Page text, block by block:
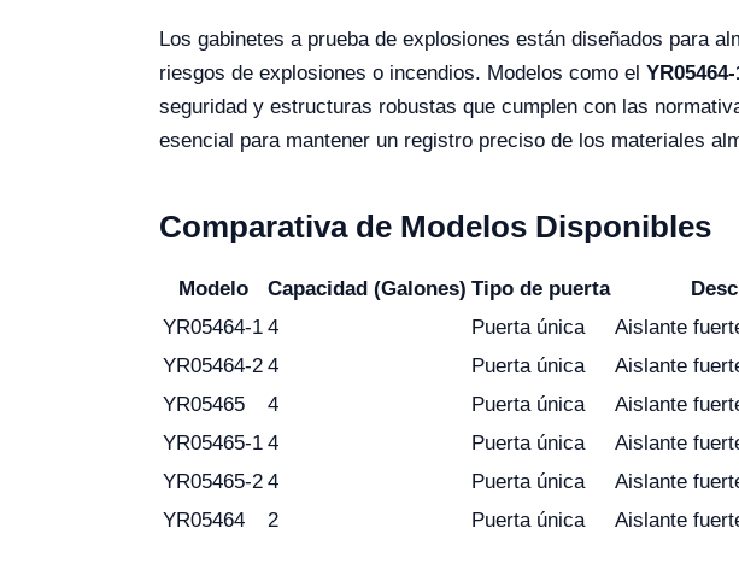
Los gabinetes a prueba de explosiones están diseñados para
riesgos de explosiones o incendios. Modelos como el YR05464-
seguridad y estructuras robustas que cumplen con las
esencial para mantener un registro preciso de los materiales
Comparativa de Modelos Disponibles
Modelo Capacidad (Galones) Tipo de puerta
YR05464-1 4 Puerta única Aislante
YR05464-2 4 Puerta única Aislante
YR05465
4 Puerta única Aislante
YR05465-1 4 Puerta única Aislante
YR05465-2 4 Puerta única Aislante
YR05464
2 Puerta única Aislante